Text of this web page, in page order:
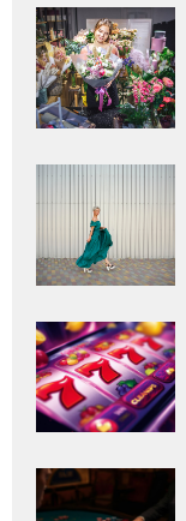
Adaugă
aici textul
pentru
subtitlu
Adaugă
aici textul
pentru
subtitlu
Adaugă
aici textul
pentru
subtitlu
Adaugă
aici textul